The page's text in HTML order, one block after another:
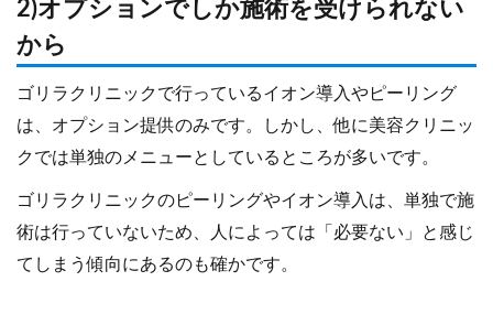
2)オプションでしか施術を受けられない
から
ゴリラクリニックで行っているイオン導入やピーリング
は、オプション提供のみです。しかし、他に美容クリニッ
クでは単独のメニューとしているところが多いです。
ゴリラクリニックのピーリングやイオン導入は、単独で施
術は行っていないため、人によっては「必要ない」と感じ
てしまう傾向にあるのも確かです。